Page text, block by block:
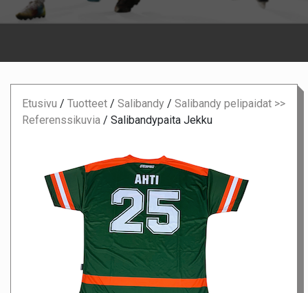
Etusivu / Tuotteet / Salibandy / Salibandy pelipaidat >>
Referenssikuvia / Salibandypaita Jekku